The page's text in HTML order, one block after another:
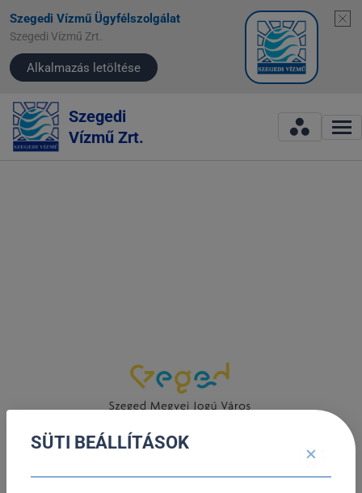
Szegedi Vízmű Ügyfélszolgálat
Szegedi Vízmű Zrt.
Alkalmazás letöltése
Szegedi
Vízmű Zrt.
SÜTI BEÁLLÍTÁSOK